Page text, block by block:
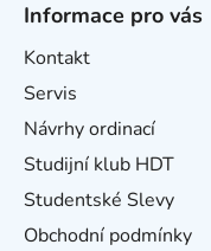
Informace pro vás
Kontakt
Servis
Návrhy ordinací
Studijní klub HDT
Studentské Slevy
Obchodní podmínky